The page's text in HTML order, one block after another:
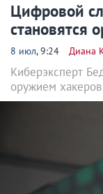
Цифровой
становятся
8 июл, 9:24 Диана
Киберэксперт
оружием хакеров